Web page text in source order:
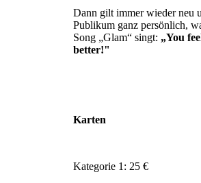
Dann gilt immer wieder neu
Publikum ganz persönlich,
Song „Glam“ singt: „You
better!"
Karten
Kategorie 1: 25 €